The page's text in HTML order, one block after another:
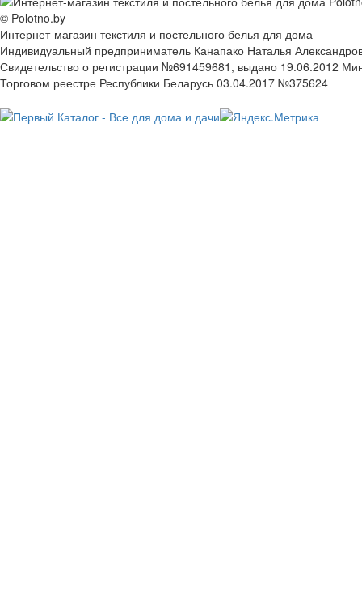
© Polotno.by
Интернет-магазин текстиля и постельного белья для дома
Индивидуальный предприниматель Канапако Наталья
Свидетельство о регистрации №691459681, выдано 19.06.2012
Торговом реестре Республики Беларусь 03.04.2017 №375624